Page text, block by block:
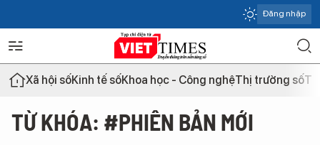
Đăng nhập
Xã hội sốKinh tế sốKhoa học - Công nghệThị trường số
TỪ KHÓA: #PHIÊN BẢN MỚI